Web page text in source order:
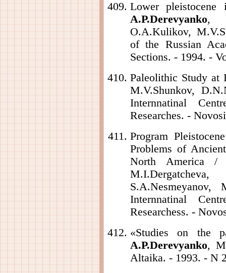
Lower
A.P.Derevyanko,
O.A.Kulikov,
of the Russian
Sections. - 1994. -
Paleolithic Study at
M.V.Shunkov,
Internnatinal
Researches. -
Program
Problems of
North America
Internnatinal
Researchess. -
«Studies on the
A.P.Derevyanko,
Altaika. - 1993. - N